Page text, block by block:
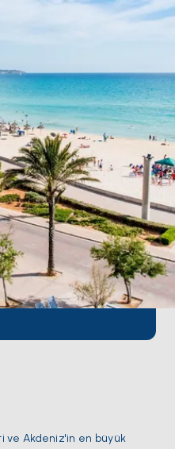
sahip pitoresk bir
kenti olan Mahón ve
macerayla dolu eşsiz bir
Adaya atlamanın en
ve Akdeniz'in en büyük